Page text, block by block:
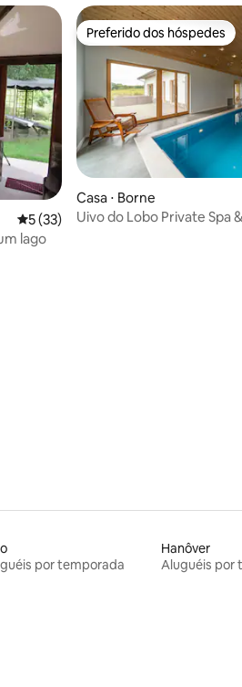
5 de uma avaliação média de 5, 33
5 (33)
lago
Preferido dos hóspedes
Preferido dos hóspedes
Casa ⋅ Borne
Uivo do Lobo Private Spa
por temporada
Hanôver
Aluguéis por